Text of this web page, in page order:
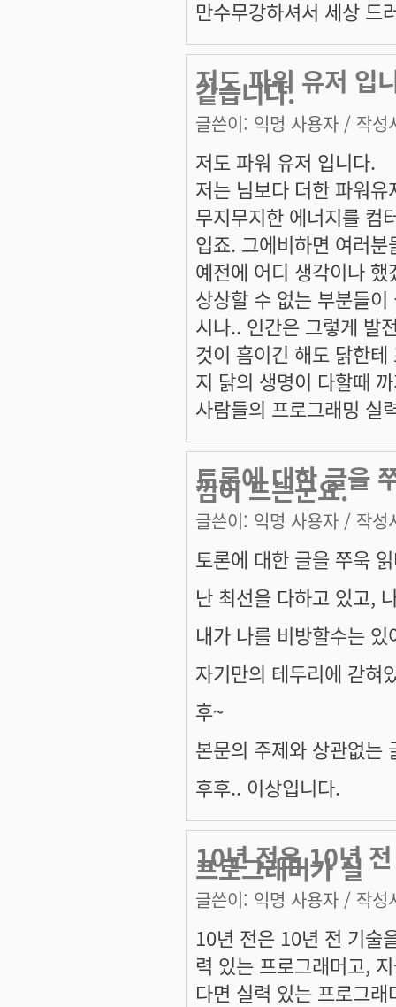
만수무강하셔서 세상 드
저도 파워 유저 입
같습니다.
글쓴이: 익명 사용자 / 작성
저도 파워 유저 입니다.
저는 님보다 더한 파워
무지무지한 에너지를 컴
입죠. 그에비하면 여러
예전에 어디 생각이나
상상할 수 없는 부분들
시나.. 인간은 그렇게 발
것이 흠이긴 해도 닭한
지 닭의 생명이 다할때
사람들의 프로그래밍 실
토론에 대한 글을
낌이 드는군요.
글쓴이: 익명 사용자 / 작성
토론에 대한 글을 쭈욱
난 최선을 다하고 있고,
내가 나를 비방할수는
자기만의 테두리에 갇혀
후~
본문의 주제와 상관없는
후후.. 이상입니다.
10년 전은 10년
프로그래머가 실
글쓴이: 익명 사용자 / 작성
10년 전은 10년 전 기술
력 있는 프로그래머고,
다면 실력 있는 프로그